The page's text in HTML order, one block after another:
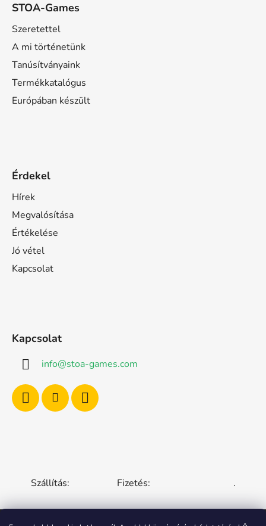
STOA-Games
Szeretettel
A mi történetünk
Tanúsítványaink
Termékkatalógus
Európában készült
Érdekel
Hírek
Megvalósítása
Értékelése
Jó vétel
Kapcsolat
Kapcsolat
info@stoa-games.com
Szállítás: Fizetés: .